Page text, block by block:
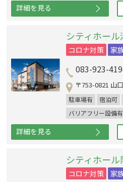
詳細を見る
シティホール
コロナ対策 家
083-923-
〒753-0821 山
駐車場有 宿泊可
バリアフリー設備有
詳細を見る
シティホール
コロナ対策 家